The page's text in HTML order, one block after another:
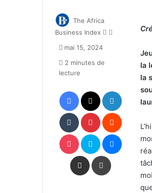
la
la
The Africa
Business Index
Follow
mai 15, 2024
2 minutes de
lecture
Facebook Linkedin
Tumblr Pinterest
Pocket Skype
Partager par email Imprimer